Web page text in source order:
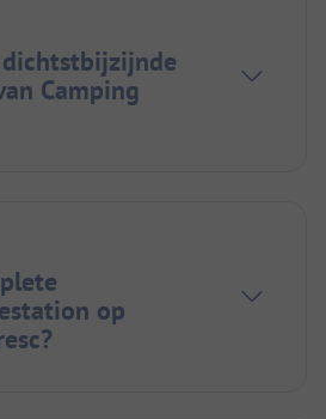
Camping
op